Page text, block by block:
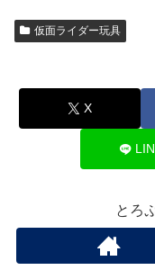
仮面ライダー玩具
X
とろ